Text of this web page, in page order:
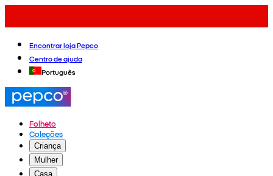
Encontrar loja Pepco
Centro de ajuda
Português
Folheto
Coleções
Criança
Mulher
Casa